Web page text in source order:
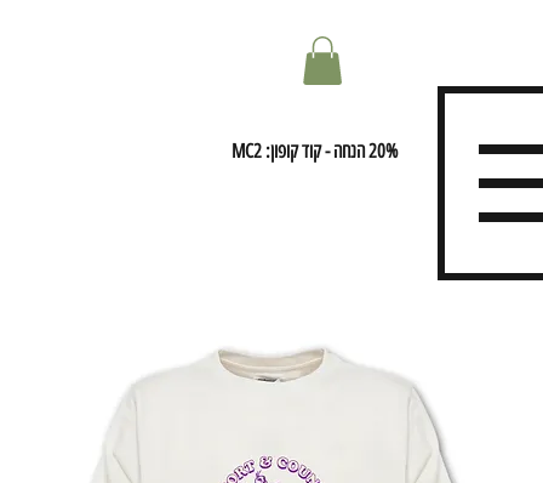
20% הנחה - קוד קופון: MC2